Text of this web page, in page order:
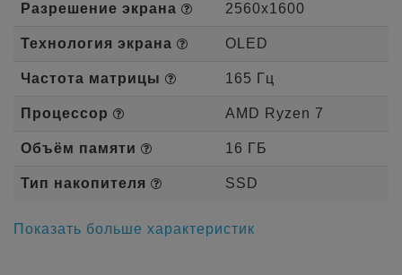
Разрешение экрана 2560x1600
Технология экрана OLED
Частота матрицы 165 Гц
Процессор AMD Ryzen 7
Объём памяти 16 ГБ
Тип накопителя SSD
Показать больше характеристик